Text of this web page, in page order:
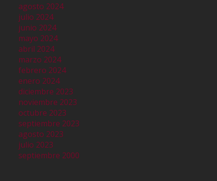
agosto 2024
julio 2024
junio 2024
mayo 2024
abril 2024
marzo 2024
febrero 2024
enero 2024
diciembre 2023
noviembre 2023
octubre 2023
septiembre 2023
agosto 2023
julio 2023
septiembre 2000